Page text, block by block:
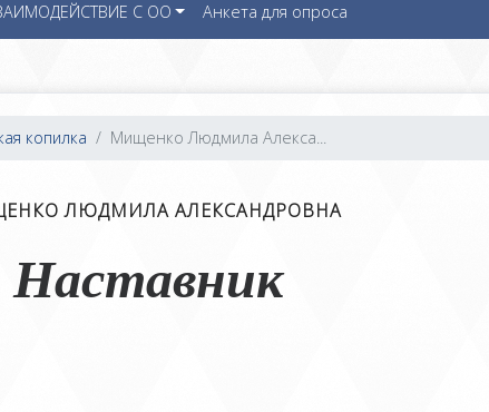
С ОО Анкета для опроса
копилка Мищенко Людмила Алекса...
ЛЮДМИЛА АЛЕКСАНДРОВНА
Наставник